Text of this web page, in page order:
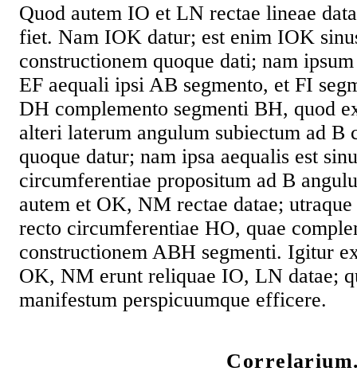
Quod autem IO et LN rectae lineae
fiet. Nam IOK datur; est enim IOK
constructionem quoque dati; nam
EF aequali ipsi AB segmento, et FI
DH complemento segmenti BH, quod
alteri laterum angulum subiectum ad
quoque datur; nam ipsa aequalis est
circumferentiae propositum ad B
autem et OK, NM rectae datae;
recto circumferentiae HO, quae
constructionem ABH segmenti. Igitur
OK, NM erunt reliquae IO, LN datae;
manifestum perspicuumque efficere.